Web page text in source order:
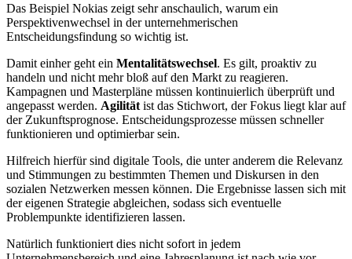
Das Beispiel Nokias zeigt sehr anschaulich, warum ein
Perspektivenwechsel in der unternehmerischen
Entscheidungsfindung so wichtig ist.
Damit einher geht ein Mentalitätswechsel. Es gilt, proaktiv zu
handeln und nicht mehr bloß auf den Markt zu reagieren.
Kampagnen und Masterpläne müssen kontinuierlich überprüft und
angepasst werden. Agilität ist das Stichwort, der Fokus liegt klar auf
der Zukunftsprognose. Entscheidungsprozesse müssen schneller
funktionieren und optimierbar sein.
Hilfreich hierfür sind digitale Tools, die unter anderem die Relevanz
und Stimmungen zu bestimmten Themen und Diskursen in den
sozialen Netzwerken messen können. Die Ergebnisse lassen sich mit
der eigenen Strategie abgleichen, sodass sich eventuelle
Problempunkte identifizieren lassen.
Natürlich funktioniert dies nicht sofort in jedem